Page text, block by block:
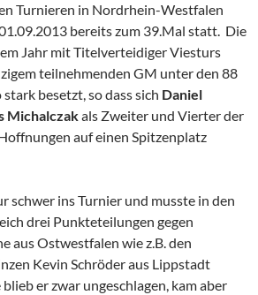
Turnieren in Nordrhein-Westfalen
bereits zum 39.Mal statt. Die
Jahr mit Titelverteidiger Viesturs
teilnehmenden GM unter den 88
besetzt, so dass sich Daniel
Michalczakals Zweiter und Vierter der
auf einen Spitzenplatz
schwer ins Turnier und musste in den
drei Punkteteilungen gegen
aus Ostwestfalen wie z.B. den
Kevin Schröder aus Lippstadt
er zwar ungeschlagen, kam aber